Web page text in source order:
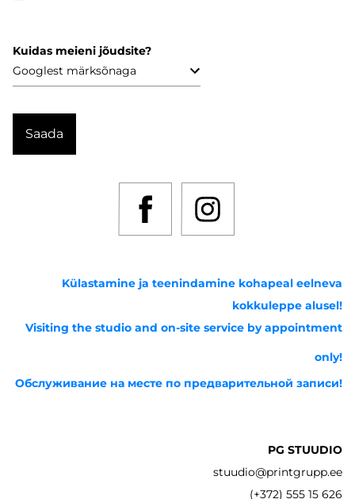
Kuidas meieni jõudsite?
Külastamine ja teenindamine kohapeal eelneva
kokkuleppe alusel!
Visiting the studio and on-site service by appointment
only!
Обслуживание на месте по предварительной записи!
PG STUUDIO
stuudio@printgrupp.ee
(+372) 555 15 626